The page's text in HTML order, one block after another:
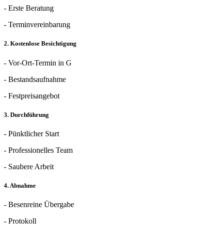
- Erste Beratung
- Terminvereinbarung
2. Kostenlose Besichtigung
- Vor-Ort-Termin in G
- Bestandsaufnahme
- Festpreisangebot
3. Durchführung
- Pünktlicher Start
- Professionelles Team
- Saubere Arbeit
4. Abnahme
- Besenreine Übergabe
- Protokoll